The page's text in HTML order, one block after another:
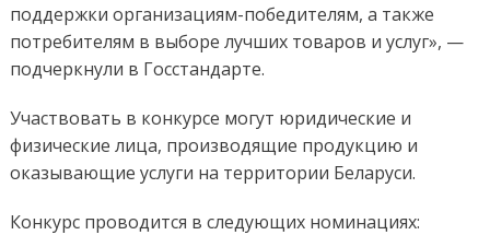
поддержки организациям-победителям, а также
потребителям в выборе лучших товаров и услуг», —
подчеркнули в Госстандарте.
Участвовать в конкурсе могут юридические и
физические лица, производящие продукцию и
оказывающие услуги на территории Беларуси.
Конкурс проводится в следующих номинациях: